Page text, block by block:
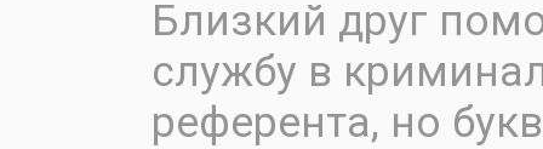
Близкий друг
службу в
референта, но